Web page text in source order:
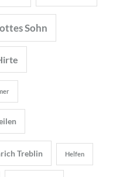
Sohn
Treblin Helfen